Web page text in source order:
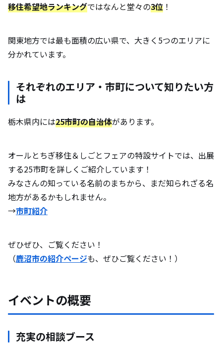
移住希望地ランキングではなんと堂々の3位 ！
関東地方では最も面積の広い県で、大きく5つのエリアに
分かれています。
それぞれのエリア・市町について知りたい方
は
栃木県内には25市町の自治体があります。
オールとちぎ移住＆しごとフェアの特設サイトでは、出展
する25市町を詳しくご紹介しています！
みなさんの知っている名前のまちから、まだ知られざる名
地方があるかもしれません。
→市町紹介
ぜひぜひ、ご覧ください！
（鹿沼市の紹介ページも、ぜひご覧ください！）
イベントの概要
充実の相談ブース